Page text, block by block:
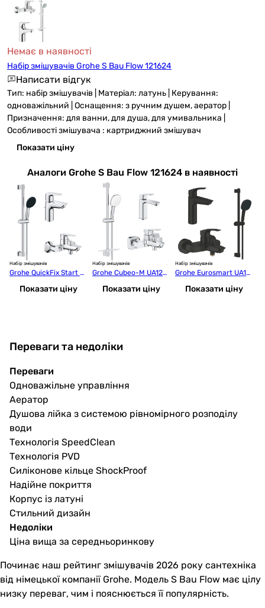
Немає в наявності
Набір змішувачів Grohe S Bau Flow 121624
Написати відгук
Тип: набір змішувачів | Матеріал: латунь | Керування:
одноважільний | Оснащення: з ручним душем, аератор |
Призначення: для ванни, для душа, для умивальника |
Особливості змішувача : картриджний змішувач
Показати ціну
Аналоги Grohe S Bau Flow 121624 в наявності
Набір змішувачів
Grohe QuickFix Start E
dge UA202501SQ
Показати ціну
Набір змішувачів
Grohe Cubeo-M UA125
Показати ціну
Набір змішувачів
Grohe Eurosmart UA12
Показати ціну
Переваги та недоліки
Переваги
Одноважільне управління
Аератор
Душова лійка з системою рівномірного розподілу
води
Технологія SpeedClean
Технологія PVD
Силіконове кільце ShockProof
Надійне покриття
Корпус із латуні
Стильний дизайн
Недоліки
Ціна вища за середньоринкову
Починає наш рейтинг змішувачів 2026 року сантехніка
від німецької компанії Grohe. Модель S Bau Flow має цілу
низку переваг, чим і пояснюється її популярність.